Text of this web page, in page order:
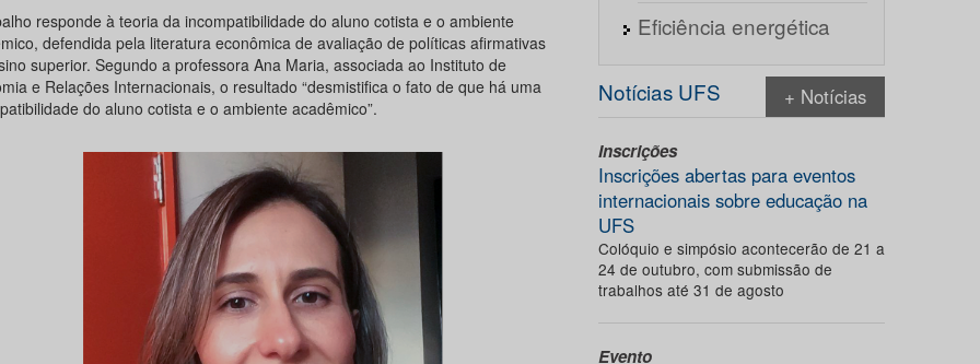
responde à teoria da incompatibilidade do aluno cotista e o ambiente
defendida pela literatura econômica de avaliação de políticas afirmativas
superior. Segundo a professora Ana Maria, associada ao Instituto de
e Relações Internacionais, o resultado “desmistifica o fato de que há uma
do aluno cotista e o ambiente acadêmico”.
Eficiência energética
Notícias UFS + Notícias
Inscrições
Inscrições abertas para eventos
internacionais sobre educação na
UFS
Colóquio e simpósio acontecerão de 21 a
24 de outubro, com submissão de
trabalhos até 31 de agosto
Evento